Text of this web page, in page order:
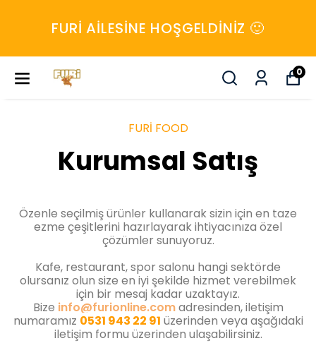
FURİ AILESINE HOŞGELDINIZ 🙂
0
FURİ FOOD
Kurumsal Satış
Özenle seçilmiş ürünler kullanarak sizin için en taze
ezme çeşitlerini hazırlayarak ihtiyacınıza özel
çözümler sunuyoruz.
Kafe, restaurant, spor salonu hangi sektörde
olursanız olun size en iyi şekilde hizmet verebilmek
için bir mesaj kadar uzaktayız.
Bize info@furionline.comadresinden, iletişim
numaramız 0531 943 22 91 üzerinden veya aşağıdaki
iletişim formu üzerinden ulaşabilirsiniz.